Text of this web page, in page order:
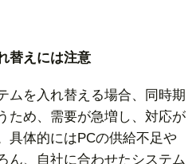
替えには注意
ムを入れ替える場合、同時期
ため、需要が急増し、対応が
具体的にはPCの供給不足や
ん、自社に合わせたシステム